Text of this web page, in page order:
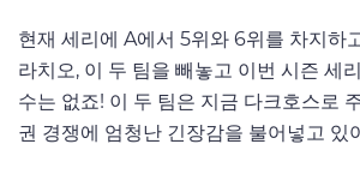
현재 세리에 A에서 5위와 6위를 차지하
라치오, 이 두 팀을 빼놓고 이번 시즌 세
수는 없죠! 이 두 팀은 지금 다크호스로
권 경쟁에 엄청난 긴장감을 불어넣고 있